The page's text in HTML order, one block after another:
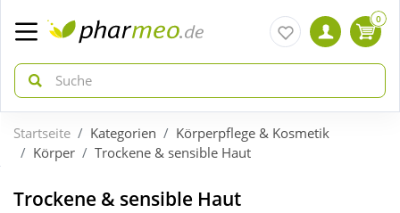
zurück
ÜBERSICHT AKTIONEN
zurück
ÜBERSICHT KATEGORIEN
0
Startseite Kategorien
Körperpflege & Kosmetik
Körper
Trockene & sensible Haut
Trockene & sensible Haut